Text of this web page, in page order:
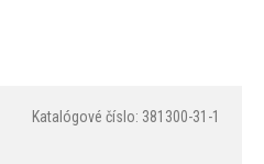
Katalógové číslo: 381300-31-1